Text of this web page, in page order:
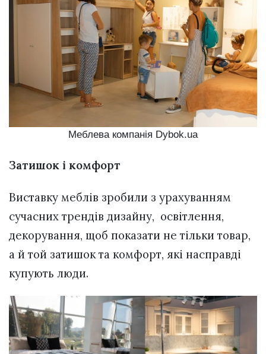
Меблева компанія Dybok.ua
Затишок і комфорт
Виставку меблів зробили з урахуванням
сучасних трендів дизайну, освітлення,
декорування, щоб показати не тільки товар,
а й той затишок та комфорт, які насправді
купують люди.